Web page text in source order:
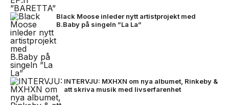
Black Moose inleder nytt artistprojekt med
B.Baby på singeln ”La La”
INTERVJU: MXHXN om nya albumet, Rinkeby &
att skriva musik med livserfarenhet